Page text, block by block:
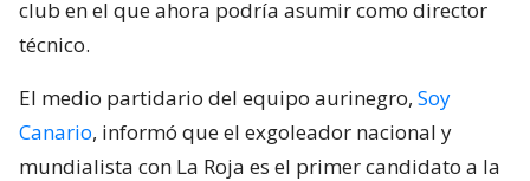
club en el que ahora podría asumir como director
técnico.
El medio partidario del equipo aurinegro, Soy
Canario, informó que el exgoleador nacional y
mundialista con La Roja es el primer candidato a la